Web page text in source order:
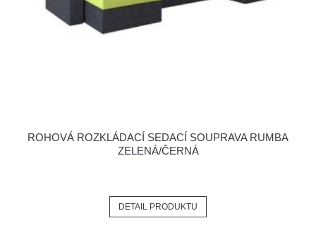
ROHOVÁ ROZKLÁDACÍ SEDACÍ SOUPRAVA RUMBA
ZELENÁ/ČERNÁ
DETAIL PRODUKTU